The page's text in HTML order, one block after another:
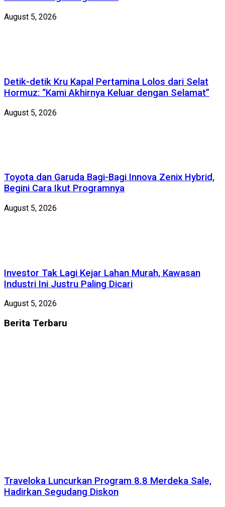
August 5, 2026
Detik-detik Kru Kapal Pertamina Lolos dari Selat
Hormuz: “Kami Akhirnya Keluar dengan Selamat”
August 5, 2026
Toyota dan Garuda Bagi-Bagi Innova Zenix Hybrid,
Begini Cara Ikut Programnya
August 5, 2026
Investor Tak Lagi Kejar Lahan Murah, Kawasan
Industri Ini Justru Paling Dicari
August 5, 2026
Berita Terbaru
Traveloka Luncurkan Program 8.8 Merdeka Sale,
Hadirkan Segudang Diskon